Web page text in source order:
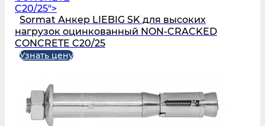
C20/25">
Sormat Анкер LIEBIG SK для высоких
нагрузок оцинкованный NON-CRACKED
CONCRETE C20/25
Узнать цену